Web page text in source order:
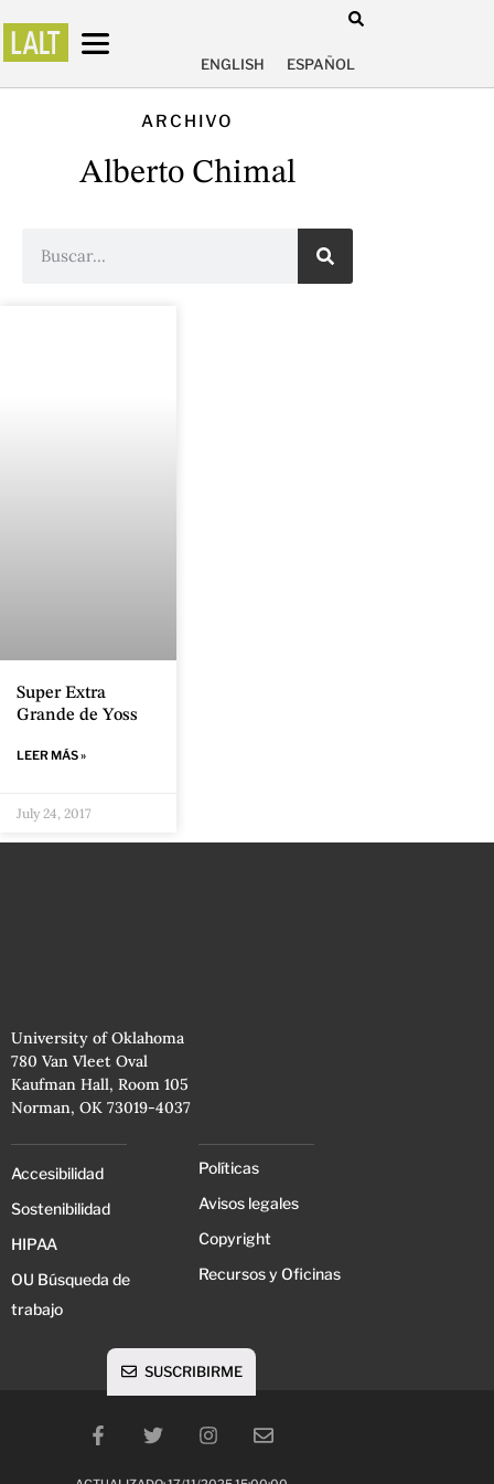
ENGLISH ESPAÑOL
ARCHIVO
Alberto Chimal
Super Extra
Grande de Yoss
LEER MÁS »
July 24, 2017
University of Oklahoma
780 Van Vleet Oval
Kaufman Hall, Room 105
Norman, OK 73019-4037
Accesibilidad
Sostenibilidad
HIPAA
OU Búsqueda de
trabajo
Políticas
Avisos legales
Copyright
Recursos y Oficinas
SUSCRIBIRME